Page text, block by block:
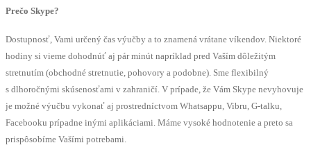
Prečo Skype?
Dostupnosť, Vami určený čas výučby a to znamená vrátane víkendov. Niektoré
hodiny si vieme dohodnúť aj pár minút napríklad pred Vaším dôležitým
stretnutím (obchodné stretnutie, pohovory a podobne). Sme flexibilný
s dlhoročnými skúsenosťami v zahraničí. V prípade, že Vám Skype nevyhovuje
je možné výučbu vykonať aj prostredníctvom Whatsappu, Vibru, G-talku,
Facebooku prípadne inými aplikáciami. Máme vysoké hodnotenie a preto sa
prispôsobíme Vašími potrebami.